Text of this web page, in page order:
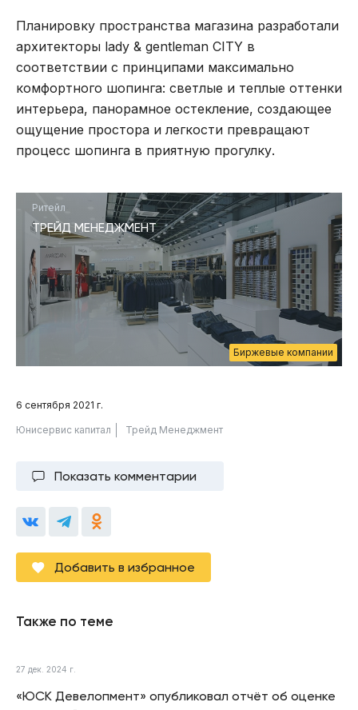
Планировку пространства магазина разработали
архитекторы lady & gentleman CITY в
соответствии с принципами максимально
комфортного шопинга: светлые и теплые оттенки
интерьера, панорамное остекление, создающее
ощущение простора и легкости превращают
процесс шопинга в приятную прогулку.
Биржевые компании
Ритейл
ТРЕЙД МЕНЕДЖМЕНТ
6 сентября 2021 г.
Юнисервис капитал Трейд Менеджмент
Показать комментарии
Добавить в избранное
Также по теме
27 дек. 2024 г.
«ЮСК Девелопмент» опубликовал отчёт об оценке